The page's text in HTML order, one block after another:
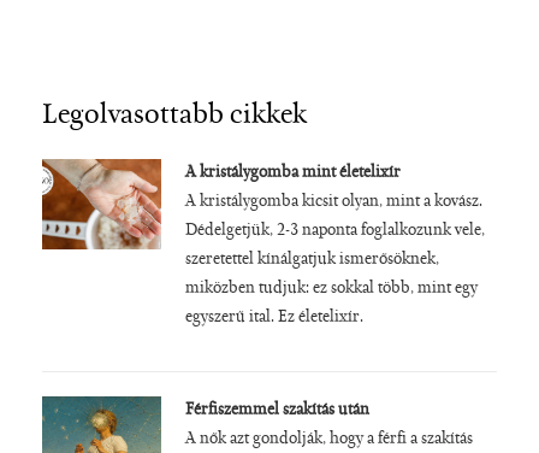
Legolvasottabb cikkek
A kristálygomba mint életelixír
A kristálygomba kicsit olyan, mint a kovász.
Dédelgetjük, 2-3 naponta foglalkozunk vele,
szeretettel kínálgatjuk ismerősöknek,
miközben tudjuk: ez sokkal több, mint egy
egyszerű ital. Ez életelixír.
Férfiszemmel szakítás után
A nők azt gondolják, hogy a férfi a szakítás